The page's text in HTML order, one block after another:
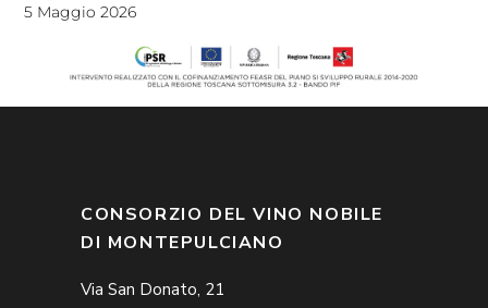
5 Maggio 2026
CONSORZIO DEL VINO NOBILE
DI MONTEPULCIANO
Via San Donato, 21